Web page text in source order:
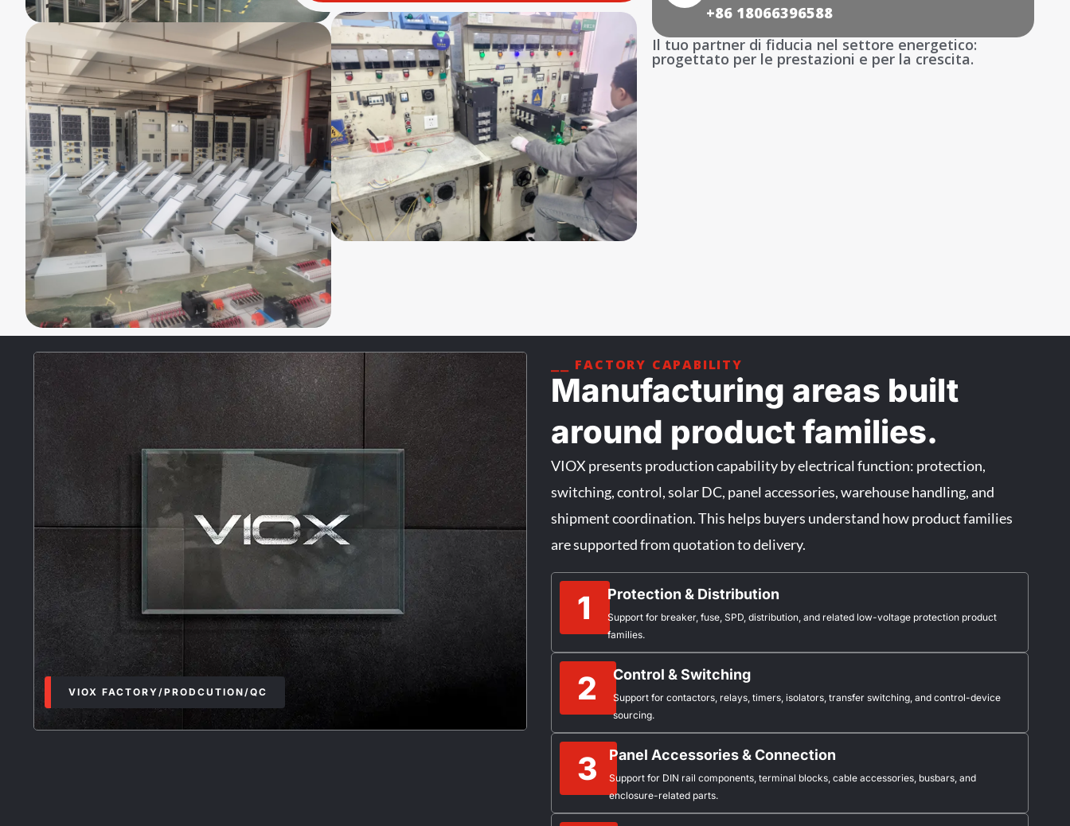
+86 18066396588
Il tuo partner di fiducia nel settore energetico:
progettato per le prestazioni e per la crescita.
VIOX FACTORY/PRODCUTION/QC
⎯⎯ FACTORY CAPABILITY
Manufacturing areas built
around product families.
VIOX presents production capability by electrical function: protection,
switching, control, solar DC, panel accessories, warehouse handling, and
shipment coordination. This helps buyers understand how product families
are supported from quotation to delivery.
1 Protection & Distribution
Support for breaker, fuse, SPD, distribution, and related low-voltage protection product
families.
2 Control & Switching
Support for contactors, relays, timers, isolators, transfer switching, and control-device
sourcing.
3 Panel Accessories & Connection
Support for DIN rail components, terminal blocks, cable accessories, busbars, and
enclosure-related parts.